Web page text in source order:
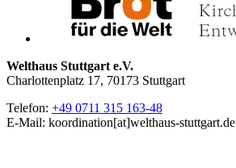
Welthaus Stuttgart e.V.
Charlottenplatz 17, 70173 Stuttgart
Telefon: +49 0711 315 163-48
E-Mail: koordination[at]welthaus-stuttgart.de